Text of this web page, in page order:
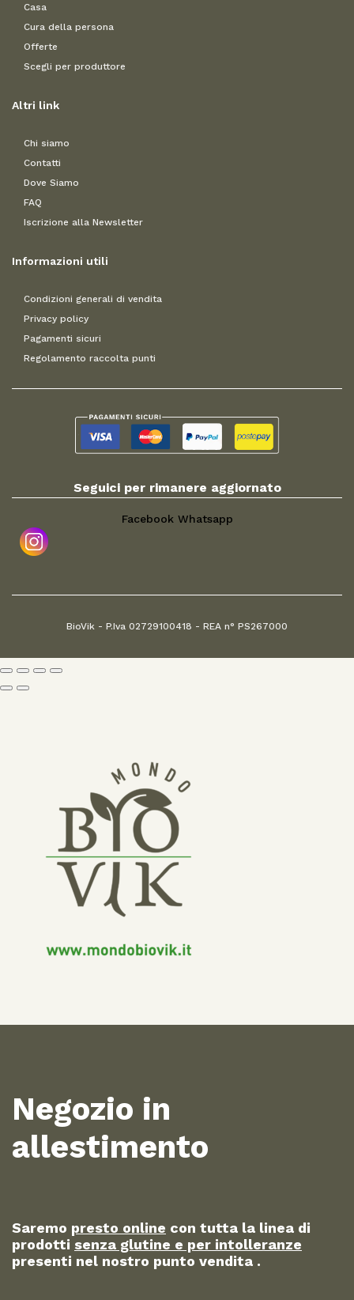
Casa
Cura della persona
Offerte
Scegli per produttore
Altri link
Chi siamo
Contatti
Dove Siamo
FAQ
Iscrizione alla Newsletter
Informazioni utili
Condizioni generali di vendita
Privacy policy
Pagamenti sicuri
Regolamento raccolta punti
Seguici per rimanere aggiornato
Facebook Whatsapp
BioVik - P.Iva 02729100418 - REA n° PS267000
Negozio in
allestimento
Saremo presto online con tutta la linea di
prodotti senza glutine e per intolleranze
presenti nel nostro punto vendita .